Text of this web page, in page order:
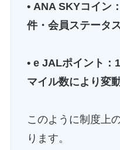
• ANA SKYコイン
件・会員ステータ
• e JALポイント：
マイル数により変動
このように制度上
ります。